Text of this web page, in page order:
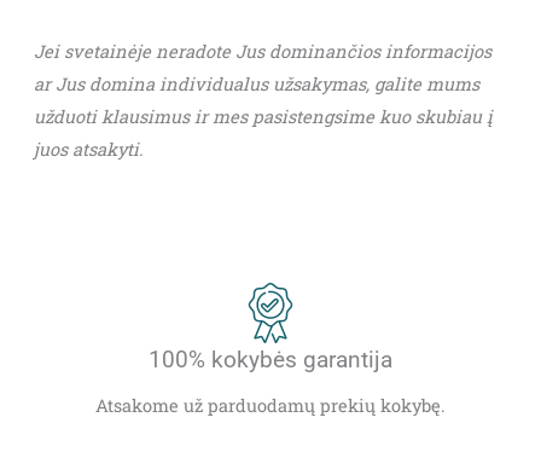
Jei svetainėje neradote Jus dominančios informacijos
ar Jus domina individualus užsakymas, galite mums
užduoti klausimus ir mes pasistengsime kuo skubiau į
juos atsakyti.
100% kokybės garantija
Atsakome už parduodamų prekių kokybę.